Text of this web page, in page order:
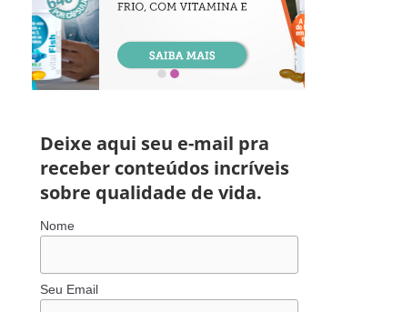
Deixe aqui seu e-mail pra
receber conteúdos incríveis
sobre qualidade de vida.
Nome
Seu Email